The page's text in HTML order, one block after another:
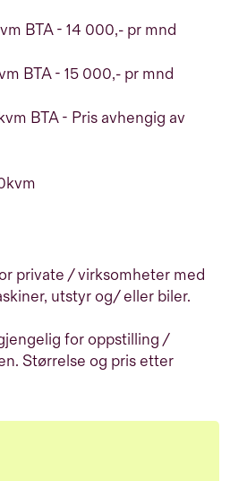
BTA - 14 000,- pr mnd
BTA - 15 000,- pr mnd
BTA - Pris avhengig av
private / virksomheter med
utstyr og/ eller biler.
for oppstilling /
Størrelse og pris etter